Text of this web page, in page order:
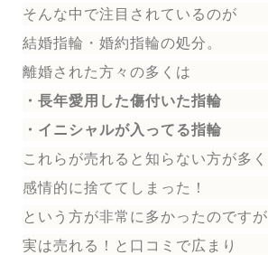
そんな中で注目されているのが
結婚指輪 ・婚約指輪の処分。
離婚された方々の多くは
・長年愛用した傷付いた指輪
・イニシャルが入ってる指輪
これらが売れると知らない方が多く
感情的に捨ててしまった！
という方が非常に多かったのですが
実は売れる！と口コミで広まり